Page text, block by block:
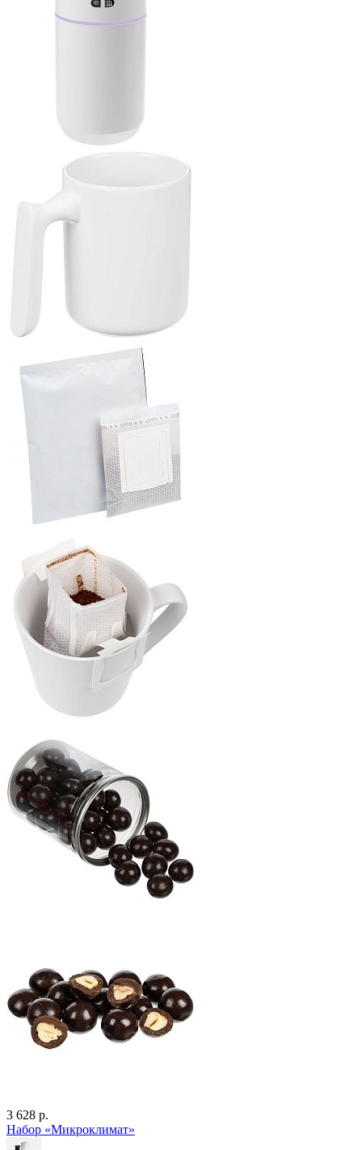
3 628 р.
Набор «Микроклимат»